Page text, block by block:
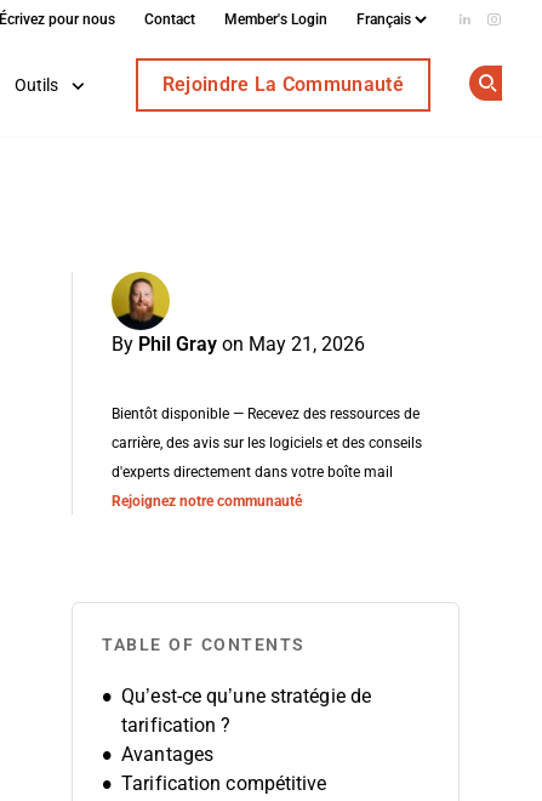
Écrivez pour nous Contact Member's Login Add us
Outils Rejoindre La Communauté
By Phil Gray on May 21, 2026
Bientôt disponible — Recevez des ressources de
carrière, des avis sur les logiciels et des conseils
d'experts directement dans votre boîte mail
Rejoignez notre communauté
TABLE OF CONTENTS
Qu’est-ce qu’une stratégie de
tarification ?
Avantages
Tarification compétitive